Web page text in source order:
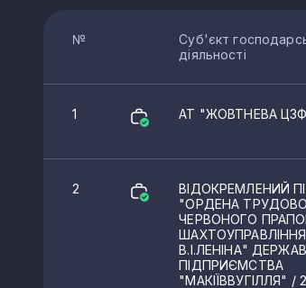
Горлівка
Костянтинівка
Новодонецьке
Гірник
№
Суб'єкт
діяльності
1 АТ "ЖОВТНЕВА
2
ВІДОКРЕМЛЕНИЙ
"ОРДЕНА
ЧЕРВОНОГО
ШАХТОУПРАВЛІННЯ
В.І.ЛЕНІНА"
ПІДПРИЄМСТВА
"МАКІЇВВУГІЛЛЯ" /
КВЕДи